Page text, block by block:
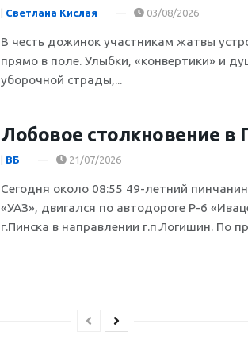
Светлана Кислая 03/08/2026
В честь дожинок участникам жатвы
прямо в поле. Улыбки, «конвертики» и
уборочной страды,...
Лобовое столкновение в
ВБ 21/07/2026
Сегодня около 08:55 49-летний
«УАЗ», двигался по автодороге Р-6
г.Пинска в направлении г.п.Логишин. По